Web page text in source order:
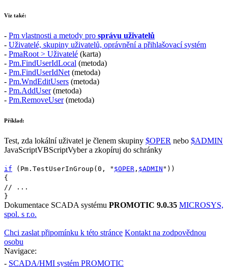
Viz také:
- Pm vlastnosti a metody pro správu uživatelů
- Uživatelé, skupiny uživatelů, oprávnění a přihlašovací systém
- PmaRoot > Uživatelé (karta)
- Pm.FindUserIdLocal (metoda)
- Pm.FindUserIdNet(metoda)
- Pm.WndEditUsers (metoda)
- Pm.AddUser(metoda)
- Pm.RemoveUser(metoda)
Příklad:
Test, zda lokální uživatel je členem skupiny $OPER nebo $ADMIN
JavaScriptVBScriptVyber a zkopíruj do schránky
if ( Pm.TestUserInGroup ( 0 , " $OPER , $ADMIN " ))
{
// ...
}
Dokumentace SCADA systému PROMOTIC 9.0.35 MICROSYS,
spol. s r.o.
Chci zaslat připomínku k této stránce Kontakt na zodpovědnou
osobu
Navigace:
- SCADA/HMI systém PROMOTIC